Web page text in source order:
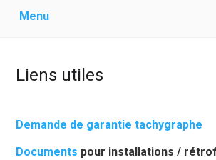
Menu
Produits pour transporteurs
Liens utiles
Demande de garantie tachygraphe
Documents pour installations /